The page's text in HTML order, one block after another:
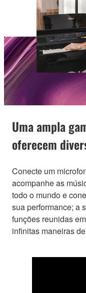
Uma ampla
oferecem
Conecte um
acompanhe as
todo o mundo e
sua performance; a
funções reunidas
infinitas maneiras